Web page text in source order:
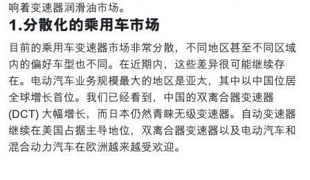
响着变速器润滑油市场。
1.分散化的乘用车市场
目前的乘用车变速器市场非常分散，不同地区甚至不同区域
内的偏好车型也不同。在近期内，这些差异很可能继续存
在。电动汽车业务规模最大的地区是亚太，其中以中国位居
全球增长首位。我们已经看到，中国的双离合器变速器
(DCT) 大幅增长，而日本仍然青睐无级变速器。自动变速器
继续在美国占据主导地位，双离合器变速器以及电动汽车和
混合动力汽车在欧洲越来越受欢迎。